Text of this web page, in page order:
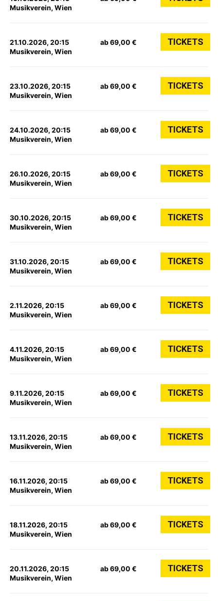
Musikverein, Wien
21.10.2026, 20:15
Musikverein, Wien
ab 69,00 € TICKETS
23.10.2026, 20:15
Musikverein, Wien
ab 69,00 € TICKETS
24.10.2026, 20:15
Musikverein, Wien
ab 69,00 € TICKETS
26.10.2026, 20:15
Musikverein, Wien
ab 69,00 € TICKETS
30.10.2026, 20:15
Musikverein, Wien
ab 69,00 € TICKETS
31.10.2026, 20:15
Musikverein, Wien
ab 69,00 € TICKETS
2.11.2026, 20:15
Musikverein, Wien
ab 69,00 € TICKETS
4.11.2026, 20:15
Musikverein, Wien
ab 69,00 € TICKETS
9.11.2026, 20:15
Musikverein, Wien
ab 69,00 € TICKETS
13.11.2026, 20:15
Musikverein, Wien
ab 69,00 € TICKETS
16.11.2026, 20:15
Musikverein, Wien
ab 69,00 € TICKETS
18.11.2026, 20:15
Musikverein, Wien
ab 69,00 € TICKETS
20.11.2026, 20:15
Musikverein, Wien
ab 69,00 € TICKETS